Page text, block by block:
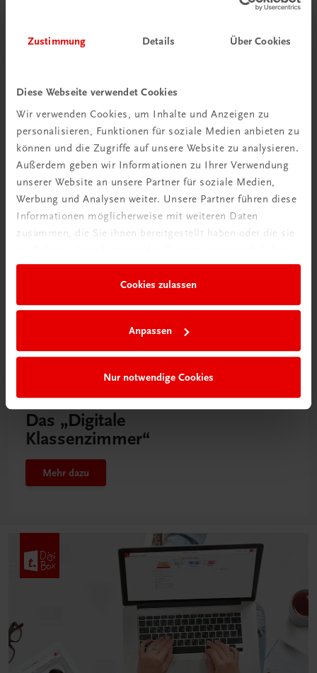
Zustimmung Details Über Cookies
Diese Webseite verwendet Cookies
Wir verwenden Cookies, um Inhalte und Anzeigen zu
personalisieren, Funktionen für soziale Medien anbieten zu
können und die Zugriffe auf unsere Website zu analysieren.
Außerdem geben wir Informationen zu Ihrer Verwendung
unserer Website an unsere Partner für soziale Medien,
Werbung und Analysen weiter. Unsere Partner führen diese
Informationen möglicherweise mit weiteren Daten
zusammen, die Sie ihnen bereitgestellt haben oder die sie
Cookies zulassen
Anpassen
Nur notwendige Cookies
Schon entdeckt?
Ratgeber Schulpraxis
Mehr dazu
Neu in der DigiBox
Das „Digitale
Klassenzimmer“
Mehr dazu